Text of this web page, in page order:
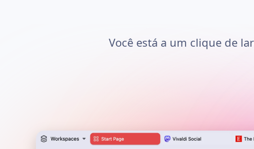
Você está a um clique de